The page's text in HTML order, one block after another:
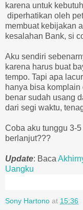
karena untuk
diperhatikan oleh
membuat kebijakan
kesalahan Bank, si
Aku sendiri
karena harus buat
tempo. Tapi apa
hanya bisa
benar sudah usang
dari segi waktu,
Coba aku tunggu 3-
berlanjut???
Update: Baca
Uangku
Sony Hartono at 15:36